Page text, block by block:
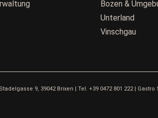
Bozen &
Unterland
Vinschgau
9, 39042 Brixen | Tel. +39 0472 801 222 |